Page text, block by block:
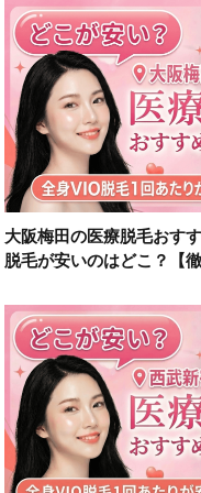
大阪梅田の医療脱毛おす
脱毛が安いのはどこ？【